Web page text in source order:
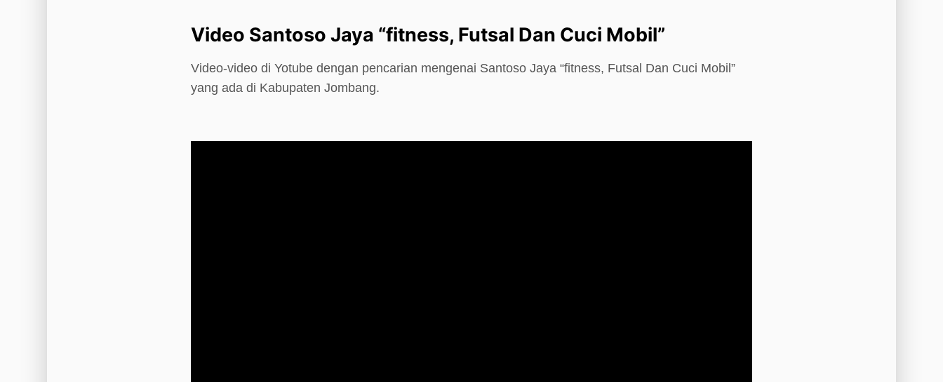
Video Santoso Jaya “fitness, Futsal Dan Cuci Mobil”
Video-video di Yotube dengan pencarian mengenai Santoso Jaya “fitness, Futsal Dan Cuci Mobil”
yang ada di Kabupaten Jombang.